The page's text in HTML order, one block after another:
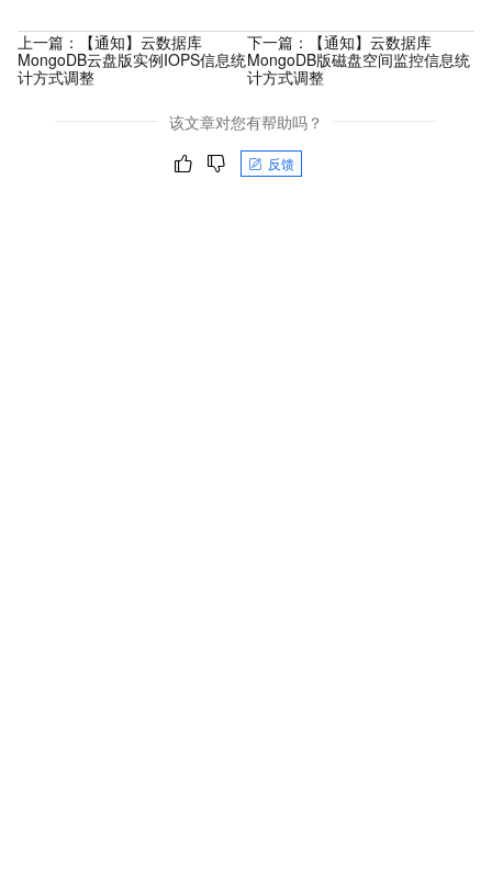
上一篇：
【通知】云数据库
MongoDB云盘版实例IOPS信息统
计方式调整
下一篇：
【通知】云数据库
MongoDB版磁盘空间监控信息统
计方式调整
该文章对您有帮助吗？
反馈